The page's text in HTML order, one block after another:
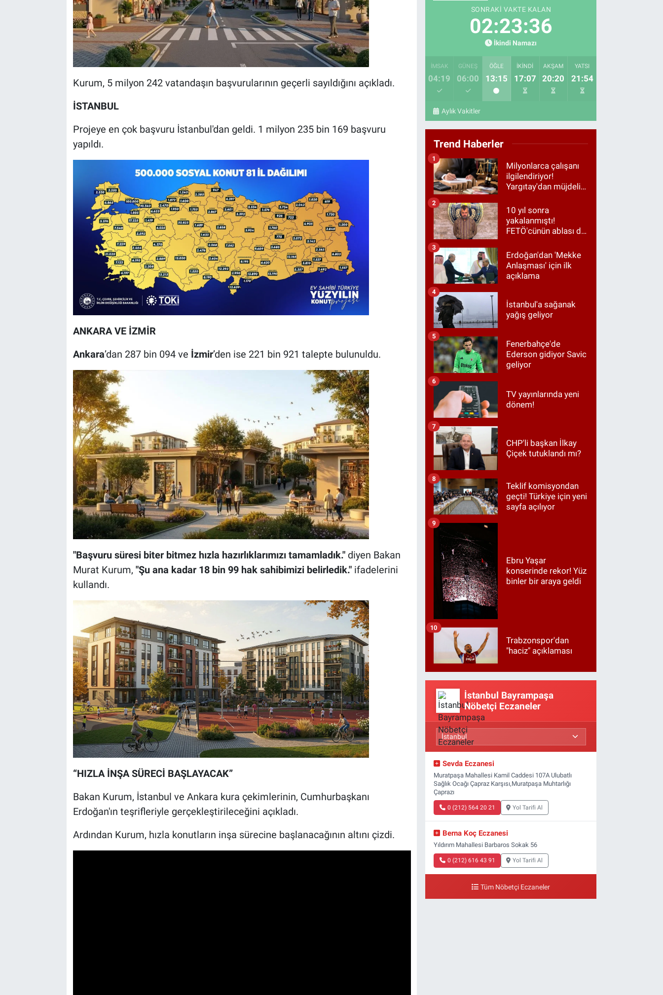
Kurum, 5 milyon 242 vatandaşın başvurularının geçerli sayıldığını açıkladı.
İSTANBUL
Projeye en çok başvuru İstanbul'dan geldi. 1 milyon 235 bin 169 başvuru
yapıldı.
ANKARA VE İZMİR
Ankara’dan 287 bin 094 ve İzmir’den ise 221 bin 921 talepte bulunuldu.
"Başvuru süresi biter bitmez hızla hazırlıklarımızı tamamladık." diyen Bakan
Murat Kurum, "Şu ana kadar 18 bin 99 hak sahibimizi belirledik." ifadelerini
kullandı.
“HIZLA İNŞA SÜRECİ BAŞLAYACAK”
Bakan Kurum, İstanbul ve Ankara kura çekimlerinin, Cumhurbaşkanı
Erdoğan'ın teşrifleriyle gerçekleştirileceğini açıkladı.
Ardından Kurum, hızla konutların inşa sürecine başlanacağının altını çizdi.
SONRAKI VAKTE KALAN
02:23:35
İkindi Namazı
İMSAK
04:19
GÜNEŞ
06:00
ÖĞLE
13:15
İKINDI
17:07
AKŞAM
20:20
YATSI
21:54
Aylık Vakitler
Trend Haberler
Milyonlarca çalışanı
ilgilendiriyor!
Yargıtay'dan müjdeli
1
10 yıl sonra
yakalanmıştı!
FETÖ'cünün ablası da
2
Erdoğan'dan 'Mekke
Anlaşması' için ilk
açıklama
3
İstanbul'a sağanak
yağış geliyor
4
Fenerbahçe'de
Ederson gidiyor Savic
geliyor
5
TV yayınlarında yeni
dönem!
6
CHP'li başkan İlkay
Çiçek tutuklandı mı?
7
Teklif komisyondan
geçti! Türkiye için yeni
sayfa açılıyor
8
Ebru Yaşar
konserinde rekor! Yüz
binler bir araya geldi
9
Trabzonspor'dan
"haciz" açıklaması
10
İstanbul Bayrampaşa
Nöbetçi Eczaneler
Sevda Eczanesi
Muratpaşa Mahallesi Kamil Caddesi 107A Ulubatlı
Sağlık Ocağı Çapraz Karşısı,Muratpaşa Muhtarlığı
Çaprazı
0 (212) 564 20 21 Yol Tarifi Al
Berna Koç Eczanesi
Yıldırım Mahallesi Barbaros Sokak 56
0 (212) 616 43 91 Yol Tarifi Al
Tüm Nöbetçi Eczaneler